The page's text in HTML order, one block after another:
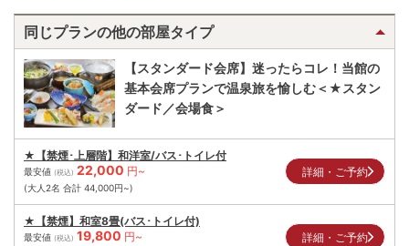
同じプランの他の部屋タイプ
【スタンダード会席】迷ったらコレ！当館の
基本会席プランで温泉旅を愉しむ＜★スタン
ダード／会場食＞
★【禁煙･上層階】和洋室/バス･トイレ付
最安値 (税込) 22,000 円~
(大人2名 合計 44,000円~)
詳細・ご予約
★【禁煙】和室8畳(バス･トイレ付)
最安値 (税込) 19,800 円~ 詳細・ご予約